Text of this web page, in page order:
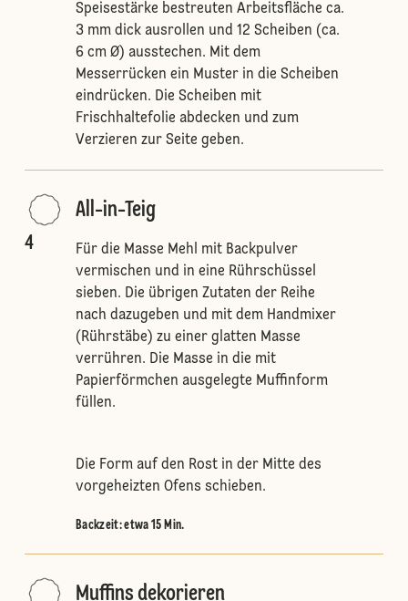
Speisestärke bestreuten Arbeitsfläche ca.
3 mm dick ausrollen und 12 Scheiben (ca.
6 cm Ø) ausstechen. Mit dem
Messerrücken ein Muster in die Scheiben
eindrücken. Die Scheiben mit
Frischhaltefolie abdecken und zum
Verzieren zur Seite geben.
4
All-in-Teig
Für die Masse Mehl mit Backpulver
vermischen und in eine Rührschüssel
sieben. Die übrigen Zutaten der Reihe
nach dazugeben und mit dem Handmixer
(Rührstäbe) zu einer glatten Masse
verrühren. Die Masse in die mit
Papierförmchen ausgelegte Muffinform
füllen.
Die Form auf den Rost in der Mitte des
vorgeheizten Ofens schieben.
Backzeit: etwa 15 Min.
Muffins dekorieren